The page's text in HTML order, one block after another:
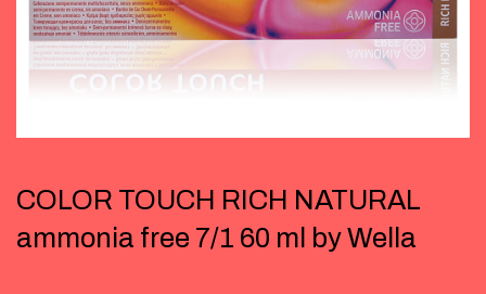
COLOR TOUCH RICH NATURAL
ammonia free 7/1 60 ml by Wella